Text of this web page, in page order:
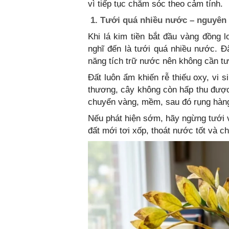
vì tiếp tục chăm sóc theo cảm tính.
1. Tưới quá nhiều nước –
Khi lá kim tiền bắt đầu vàng đồng
nghĩ đến là tưới quá nhiều nước.
năng tích trữ nước nên không cần
Đất luôn ẩm khiến rễ thiếu oxy, vi
thương, cây không còn hấp thu
chuyển vàng, mềm, sau đó rụng
Nếu phát hiện sớm, hãy ngừng tưới
đất mới tơi xốp, thoát nước tốt và